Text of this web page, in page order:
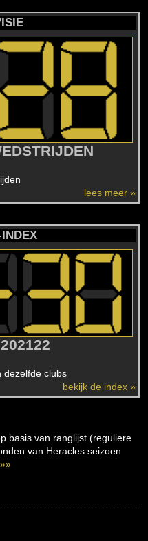
lees meer »
dezelfde clubs
bekijk de index »
basis van ranglijst (reguliere
van Heracles seizoen